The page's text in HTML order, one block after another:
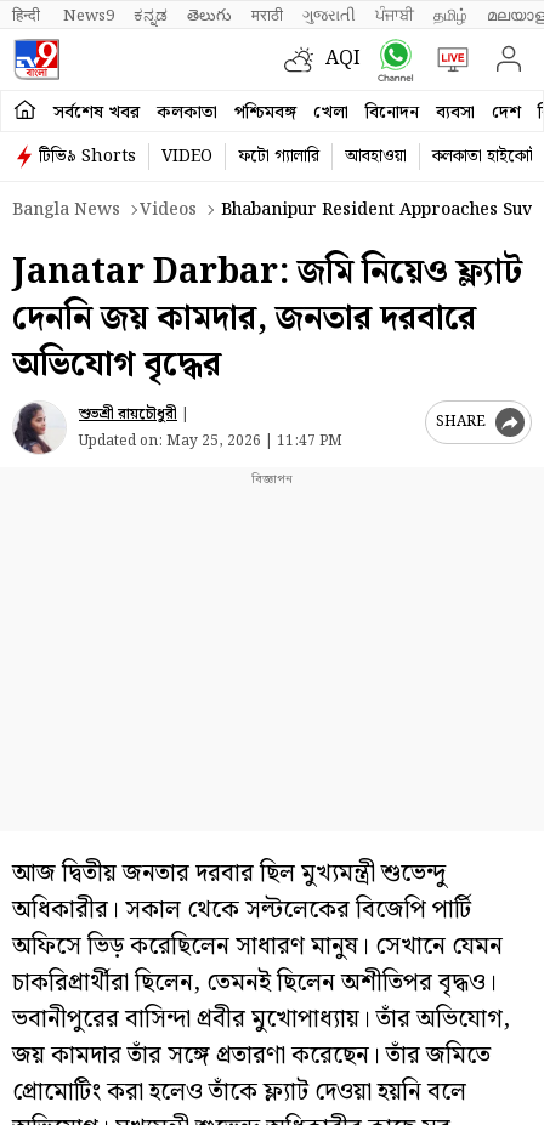
हिन्दी News9 ಕನ್ನಡ తెలుగు मराठी ગુજરાતી ਪੰਜਾਬੀ தமிழ்
AQI
সর্বশেষ খবর কলকাতা পশ্চিমবঙ্গ খেলা বিনোদন ব্যবসা দেশ
টিভি৯ Shorts VIDEO ফটো গ্যালারি আবহাওয়া
কলকাতা হাইকোর্ট
Bangla News
Videos Bhabanipur Resident Approaches
Janatar Darbar: জমি নিয়েও ফ্ল্যাট
দেননি জয় কামদার, জনতার দরবারে
অভিযোগ বৃদ্ধের
শুভশ্রী রায়চৌধুরী |
Updated on: May 25, 2026 | 11:47 PM
SHARE
আজ দ্বিতীয় জনতার দরবার ছিল মুখ্যমন্ত্রী শুভেন্দু
অধিকারীর। সকাল থেকে সল্টলেকের বিজেপি পার্টি
অফিসে ভিড় করেছিলেন সাধারণ মানুষ। সেখানে যেমন
চাকরিপ্রার্থীরা ছিলেন, তেমনই ছিলেন অশীতিপর বৃদ্ধও।
ভবানীপুরের বাসিন্দা প্রবীর মুখোপাধ্যায়। তাঁর অভিযোগ,
জয় কামদার তাঁর সঙ্গে প্রতারণা করেছেন। তাঁর জমিতে
প্রোমোটিং করা হলেও তাঁকে ফ্ল্যাট দেওয়া হয়নি বলে